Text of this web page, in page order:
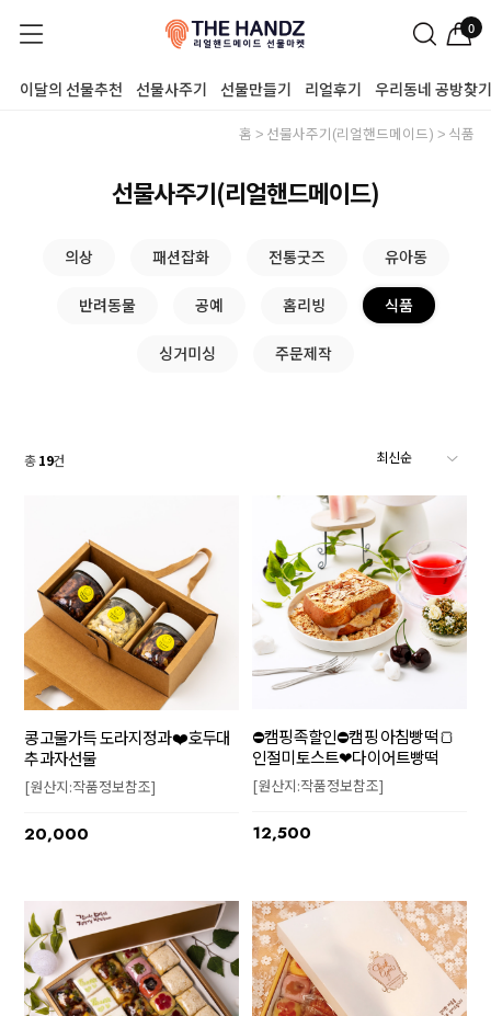
0
이달의 선물추천 선물사주기 선물만들기 리얼후기 우리동네 공방찾기
홈 선물사주기(리얼핸드메이드) 식품
선물사주기(리얼핸드메이드)
의상 패션잡화 전통굿즈 유아동
반려동물 공예 홈리빙 식품
싱거미싱 주문제작
총19건
콩고물가득 도라지정과❤️호두대
추과자선물
[원산지:작품정보참조]
20,000
⛔캠핑족할인⛔캠핑 아침빵떡🍞
인절미토스트❤다이어트빵떡
[원산지:작품정보참조]
12,500